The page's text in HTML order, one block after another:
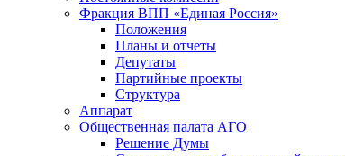
Фракция ВПП «Единая Россия»
Положения
Планы и отчеты
Депутаты
Партийные проекты
Структура
Аппарат
Общественная палата АГО
Решение Думы